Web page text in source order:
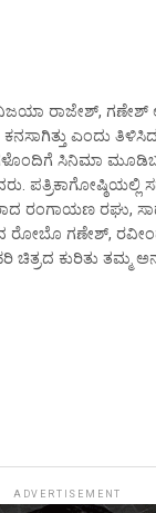
ರಾಜೇಶ್,
ಎಂದು
ಸಿನಿಮಾ
ಪತ್ರಿಕಾಗೋಷ್ಠಿಯಲ್ಲಿ
ರಂಗಾಯಣ ರಘು,
ರೋಬೊ ಗಣೇಶ್,
ಚಿತ್ರದ ಕುರಿತು ತಮ್ಮ
ADVERTISEMENT